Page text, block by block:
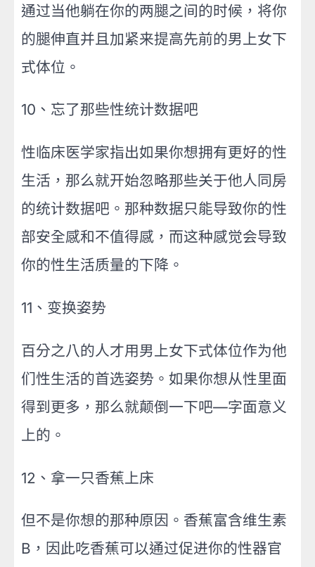
通过当他躺在你的两腿之间的时候，将你
的腿伸直并且加紧来提高先前的男上女下
式体位。
10、忘了那些性统计数据吧
性临床医学家指出如果你想拥有更好的性
生活，那么就开始忽略那些关于他人同房
的统计数据吧。那种数据只能导致你的性
部安全感和不值得感，而这种感觉会导致
你的性生活质量的下降。
11、变换姿势
百分之八的人才用男上女下式体位作为他
们性生活的首选姿势。如果你想从性里面
得到更多，那么就颠倒一下吧—字面意义
上的。
12、拿一只香蕉上床
但不是你想的那种原因。香蕉富含维生素
B，因此吃香蕉可以通过促进你的性器官